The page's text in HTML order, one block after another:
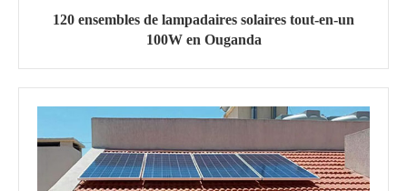
120 ensembles de lampadaires solaires tout-en-un
100W en Ouganda